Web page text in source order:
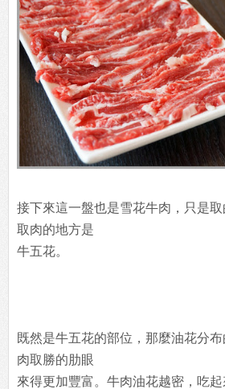
接下來這一盤也是雪花牛肉，只是
取肉的地方是
牛五花。
既然是牛五花的部位，那麼油花分
肉取勝的肋眼
來得更加豐富。牛肉油花越密，吃